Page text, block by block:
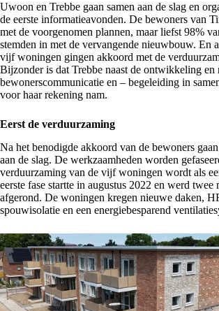
Uwoon en Trebbe gaan samen aan de slag en
de eerste informatieavonden. De bewoners van
met de voorgenomen plannen, maar liefst 98%
stemden in met de vervangende nieuwbouw. En
vijf woningen gingen akkoord met de
Bijzonder is dat Trebbe naast de ontwikkeling en
bewonerscommunicatie en – begeleiding in
voor haar rekening nam.
Eerst de verduurzaming
Na het benodigde akkoord van de bewoners
aan de slag. De werkzaamheden worden
verduurzaming van de vijf woningen wordt als
eerste fase startte in augustus 2022 en werd twee
afgerond. De woningen kregen nieuwe daken,
spouwisolatie en een energiebesparend